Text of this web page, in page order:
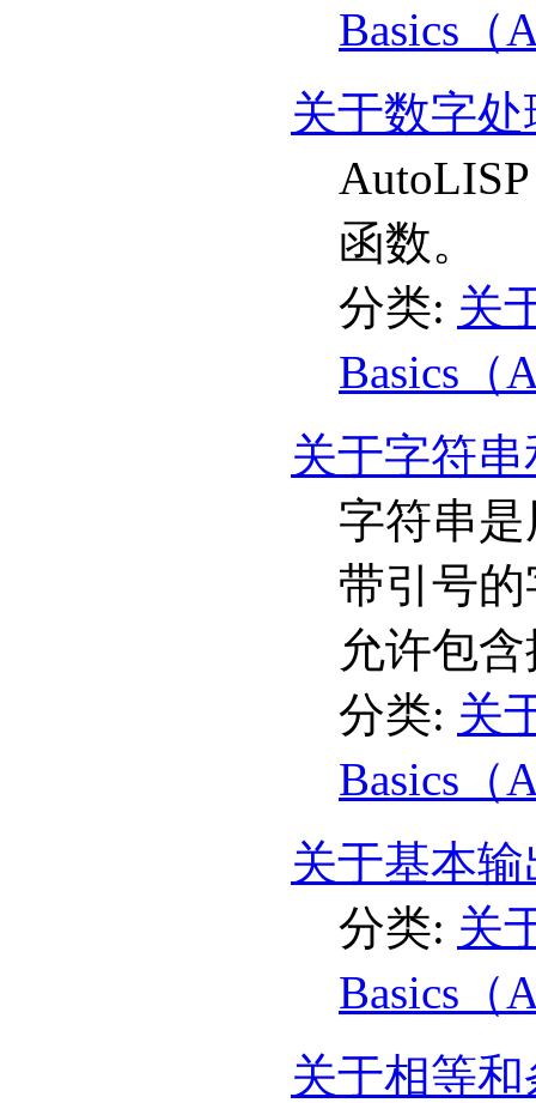
Basics（
关于数字
函数。
分类: 关
Basics（
关于字符
字符串
带引号
允许包
分类: 关
Basics（
关于基本
分类: 关
Basics（
关于相等